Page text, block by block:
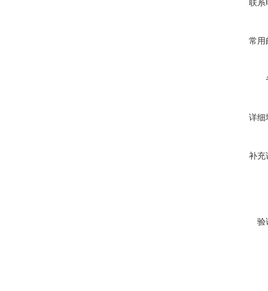
联系
常用
详细
补充
验